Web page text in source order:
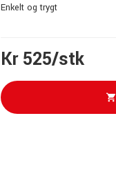
Enkelt og trygt
Kr 525/stk